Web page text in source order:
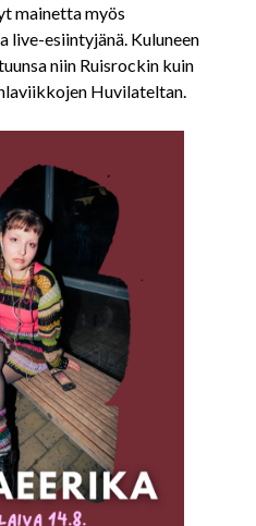
mainetta myös
live-esiintyjänä. Kuluneen
niin Ruisrockin kuin
Huvilateltan.